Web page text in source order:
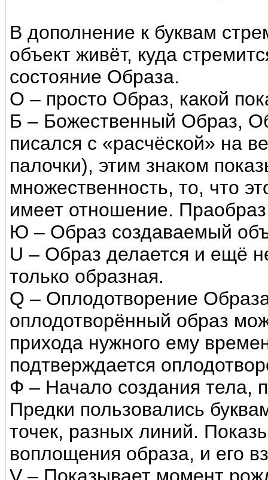
В дополнение к буквам
объект живёт, куда
состояние Образа.
О – просто Образ, какой
Б – Божественный Образ,
писался с «расчёской» на
палочки), этим знаком
множественность, то, что
имеет отношение.
Ю – Образ создаваемый
U – Образ делается и ещё
только образная.
Q – Оплодотворение
оплодотворённый образ
прихода нужного ему
подтверждается
Ф – Начало создания тела,
Предки пользовались
точек, разных линий.
воплощения образа, и его